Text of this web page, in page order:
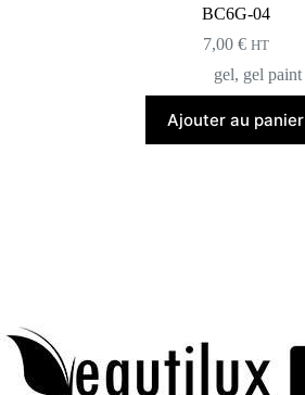
BC6G-04
7,00 € HT
gel, gel paint
Ajouter au panier